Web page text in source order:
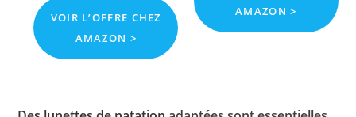
VOIR L’OFFRE CHEZ
AMAZON >
AMAZON >